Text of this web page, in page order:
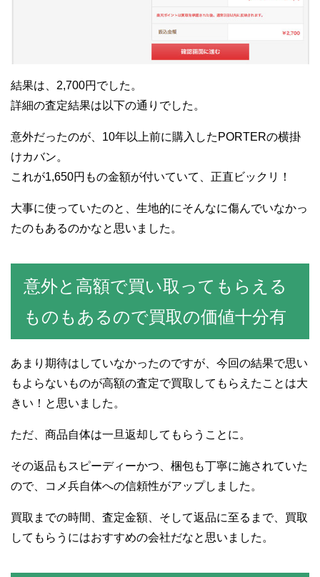
結果は、2,700円でした。
詳細の査定結果は以下の通りでした。
意外だったのが、10年以上前に購入したPORTERの横掛
けカバン。
これが1,650円もの金額が付いていて、正直ビックリ！
大事に使っていたのと、生地的にそんなに傷んでいなかっ
たのもあるのかなと思いました。
意外と高額で買い取ってもらえる
ものもあるので買取の価値十分有
あまり期待はしていなかったのですが、今回の結果で思い
もよらないものが高額の査定で買取してもらえたことは大
きい！と思いました。
ただ、商品自体は一旦返却してもらうことに。
その返品もスピーディーかつ、梱包も丁寧に施されていた
ので、コメ兵自体への信頼性がアップしました。
買取までの時間、査定金額、そして返品に至るまで、買取
してもらうにはおすすめの会社だなと思いました。